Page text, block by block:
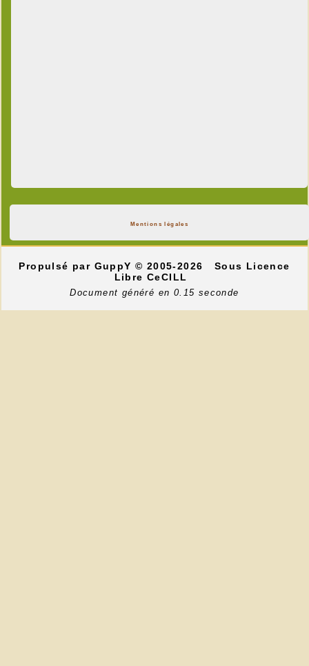
Mentions légales
Propulsé par GuppY© 2005-2026
Sous Licence
Libre CeCILL
Document généré en 0.15 seconde